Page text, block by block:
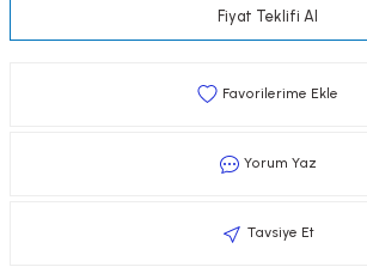
Fiyat Teklifi Al
Yorum Yaz
Tavsiye Et